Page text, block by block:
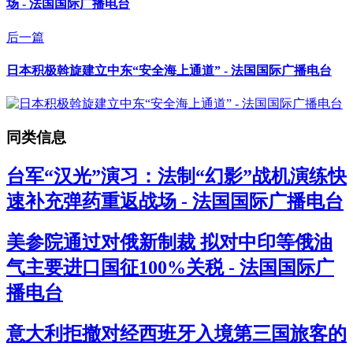
场 - 法国国际广播电台
后一篇
日本积极斡旋建立中东“安全海上通道” - 法国国际广播电台
同类信息
台军“汉光”演习：法制“幻影”战机演练快
速补充弹药重返战场 - 法国国际广播电台
美参院通过对俄新制裁 拟对中印等俄油
气主要进口国征100%关税 - 法国国际广
播电台
意大利拒撤对经西班牙入境第三国旅客的